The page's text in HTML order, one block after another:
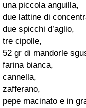
una piccola anguilla,
due lattine di
due spicchi d’aglio,
tre cipolle,
52 gr di mandorle
farina bianca,
cannella,
zafferano,
pepe macinato e in